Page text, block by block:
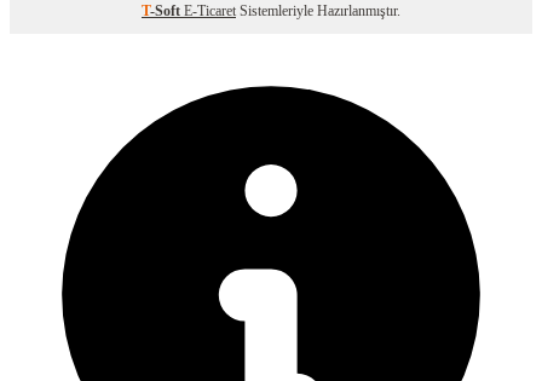
T-Soft E-Ticaret Sistemleriyle Hazırlanmıştır.